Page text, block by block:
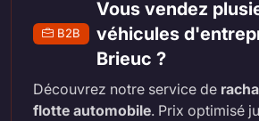
B2B
Vous vendez
véhicules
Brieuc ?
Découvrez notre service de
flotte automobile. Prix optimisé